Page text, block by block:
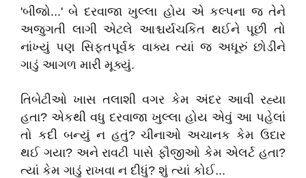
'બીજો...' બે દરવાજા ખુલ્લા હોય એ કલ્પના જ તેને
અજુગતી લાગી એટલે આશ્ચર્યચકિત થઈને પૂછી તો
નાંખ્યું પણ સિફતપૂર્વક વાક્ય ત્યાં જ અધૂરું છોડીને
ગાડું આગળ મારી મૂક્યું.
તિબેટીઓ ખાસ તલાશી વગર કેમ અંદર આવી રહ્યા
હતા? એકથી વધુ દરવાજા ખુલ્લા હોય એવું આ પહેલાં
તો કદી બન્યું ન હતું? ચીનાઓ અચાનક કેમ ઉદાર
થઈ ગયા? અને રાવટી પાસે ફૌજીઓ કેમ એલર્ટ હતા?
ત્યાં કેમ ગાડું રાખવા ન દીધું? શું ત્યાં કોઈ...